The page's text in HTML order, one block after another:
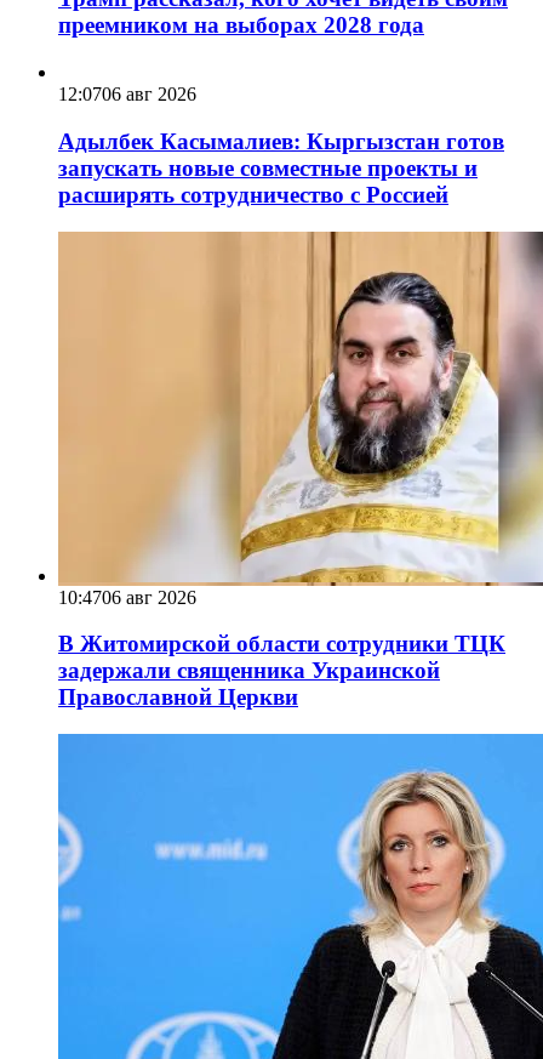
преемником на выборах 2028 года
12:0706 авг 2026
Адылбек Касымалиев: Кыргызстан готов
запускать новые совместные проекты и
расширять сотрудничество с Россией
10:4706 авг 2026
В Житомирской области сотрудники ТЦК
задержали священника Украинской
Православной Церкви